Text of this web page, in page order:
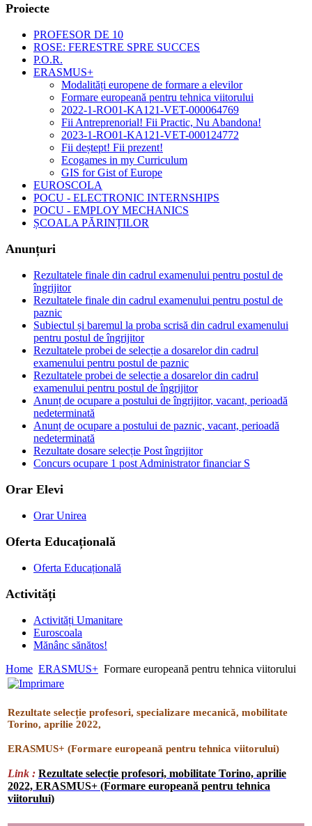
Proiecte
PROFESOR DE 10
ROSE: FERESTRE SPRE SUCCES
P.O.R.
ERASMUS+
Modalități europene de formare a elevilor
Formare europeană pentru tehnica viitorului
2022-1-RO01-KA121-VET-000064769
Fii Antreprenorial! Fii Practic, Nu Abandona!
2023-1-RO01-KA121-VET-000124772
Fii deștept! Fii prezent!
Ecogames in my Curriculum
GIS for Gist of Europe
EUROSCOLA
POCU - ELECTRONIC INTERNSHIPS
POCU - EMPLOY MECHANICS
ȘCOALA PĂRINȚILOR
Anunțuri
Rezultatele finale din cadrul examenului pentru postul de
îngrijitor
Rezultatele finale din cadrul examenului pentru postul de
paznic
Subiectul și baremul la proba scrisă din cadrul examenului
pentru postul de îngrijitor
Rezultatele probei de selecție a dosarelor din cadrul
examenului pentru postul de paznic
Rezultatele probei de selecție a dosarelor din cadrul
examenului pentru postul de îngrijitor
Anunț de ocupare a postului de îngrijitor, vacant, perioadă
nedeterminată
Anunț de ocupare a postului de paznic, vacant, perioadă
nedeterminată
Rezultate dosare selecție Post îngrijitor
Concurs ocupare 1 post Administrator financiar S
Orar Elevi
Orar Unirea
Oferta Educațională
Oferta Educațională
Activități
Activități Umanitare
Euroscoala
Mănânc sănătos!
Home ERASMUS+ Formare europeană pentru tehnica viitorului
Rezultate selecție profesori, specializare mecanică, mobilitate
Torino, aprilie 2022,
ERASMUS+ (Formare europeană pentru tehnica viitorului)
Link : Rezultate selecție profesori, mobilitate Torino, aprilie
2022, ERASMUS+ (Formare europeană pentru tehnica
viitorului)